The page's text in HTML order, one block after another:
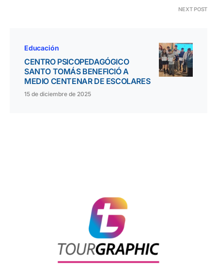
NEXT POST
Educación
CENTRO PSICOPEDAGÓGICO
SANTO TOMÁS BENEFICIÓ A
MEDIO CENTENAR DE ESCOLARES
15 de diciembre de 2025